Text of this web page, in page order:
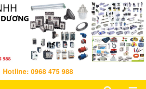
Hotline: 0968 475 988